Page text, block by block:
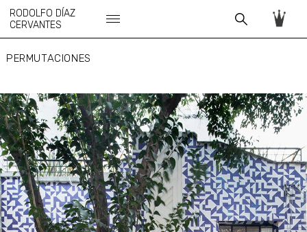
RODOLFO DÍAZ
CERVANTES
PERMUTACIONES